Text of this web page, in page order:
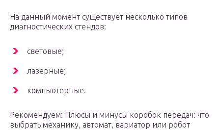
На данный момент существует несколько типов
диагностических стендов:
световые;
лазерные;
компьютерные.
Рекомендуем: Плюсы и минусы коробок передач: что
выбрать механику, автомат, вариатор или робот